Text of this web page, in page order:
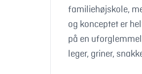
familiehøjskole,
og konceptet er
på en
leger, griner,